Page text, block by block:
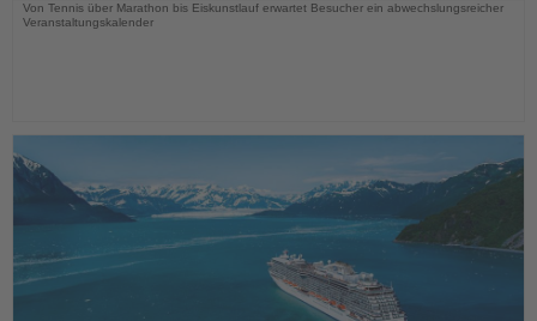
Von Tennis über Marathon bis Eiskunstlauf erwartet Besucher ein abwechslungsreicher
Veranstaltungskalender